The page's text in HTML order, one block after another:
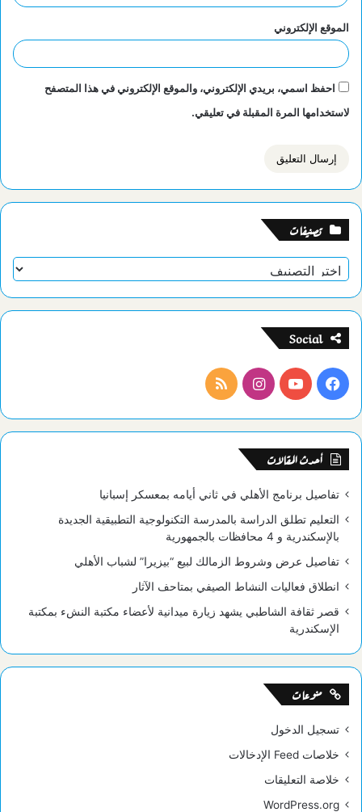
الموقع الإلكتروني
احفظ اسمي، بريدي الإلكتروني، والموقع الإلكتروني في هذا المتصفح
لاستخدامها المرة المقبلة في تعليقي.
تصنيفات
تصنيفات
Social
فيسبوكيوتيوبانستقرامملخص
الموقع
أحدث المقالات
تفاصيل برنامج الأهلي في ثاني أيامه بمعسكر إسبانيا
التعليم تطلق الدراسة بالمدرسة التكنولوجية التطبيقية الجديدة
بالإسكندرية و 4 محافظات بالجمهورية
تفاصيل عرض وشروط الزمالك لبيع “بيزيرا” لشباب الأهلي
انطلاق فعاليات النشاط الصيفي بمتاحف الآثار
قصر ثقافة الشاطبي يشهد زيارة ميدانية لأعضاء مكتبة النشء بمكتبة
الإسكندرية
منوعات
تسجيل الدخول
خلاصات Feed الإدخالات
خلاصة التعليقات
WordPress.org